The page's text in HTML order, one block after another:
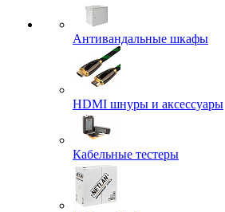
Антивандальные шкафы
HDMI шнуры и аксессуары
Кабельные тестеры